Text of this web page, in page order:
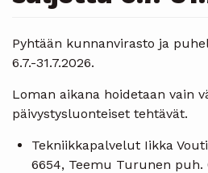
Pyhtään kunnanvirasto ja
6.7.-31.7.2026.
Loman aikana hoidetaan vain
päivystysluonteiset tehtävät.
Tekniikkapalvelut Iikka
6654, Teemu Turunen puh.